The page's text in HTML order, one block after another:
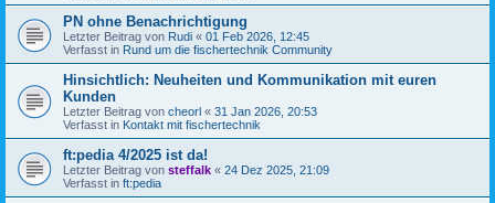
PN ohne Benachrichtigung
Letzter Beitrag von Rudi « 01 Feb 2026, 12:45
Verfasst in Rund um die fischertechnik Community
Hinsichtlich: Neuheiten und Kommunikation mit euren
Kunden
Letzter Beitrag von cheorl « 31 Jan 2026, 20:53
Verfasst in Kontakt mit fischertechnik
ft:pedia 4/2025 ist da!
Letzter Beitrag von steffalk « 24 Dez 2025, 21:09
Verfasst in ft:pedia